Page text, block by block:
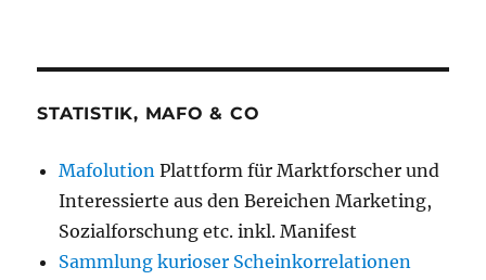
STATISTIK, MAFO & CO
Mafolution Plattform für Marktforscher und
Interessierte aus den Bereichen Marketing,
Sozialforschung etc. inkl. Manifest
Sammlung kurioser Scheinkorrelationen